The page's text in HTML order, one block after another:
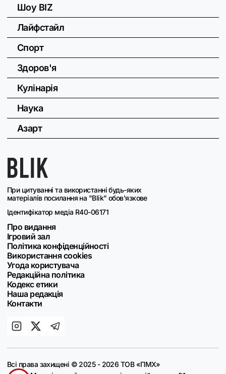
При цитуванні та використанні будь-яких
матеріалів посилання на "Blik" обов'язкове
Ідентифікатор медіа R40-06171
Про видання
Ігровий зал
Політика конфіденційності
Використання cookies
Угода користувача
Редакційна політика
Кодекс етики
Наша редакція
Контакти
Шоу BIZ
Лайфстайл
Спорт
Здоров'я
Кулінарія
Наука
Азарт
Всі права захищені © 2025 - 2026 ТОВ «ПМХ»